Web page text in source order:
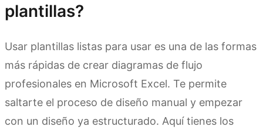
plantillas?
Usar plantillas listas para usar es una de las formas
más rápidas de crear diagramas de flujo
profesionales en Microsoft Excel. Te permite
saltarte el proceso de diseño manual y empezar
con un diseño ya estructurado. Aquí tienes los